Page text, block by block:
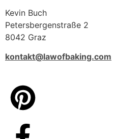
Kevin Buch
Petersbergenstraße 2
8042 Graz
kontakt@lawofbaking.com